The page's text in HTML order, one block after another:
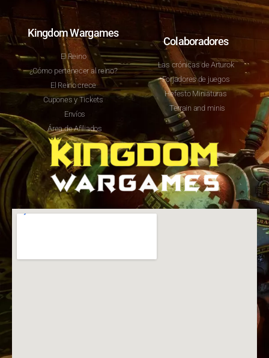
Kingdom Wargames
El Reino
¿Cómo pertenecer al reino?
El Reino crece
Cupones y Tickets
Envíos
Área de Afiliados
Colaboradores
Las crónicas de Arturok
Forjadores de juegos
Hefesto Miniaturas
Terrain and minis